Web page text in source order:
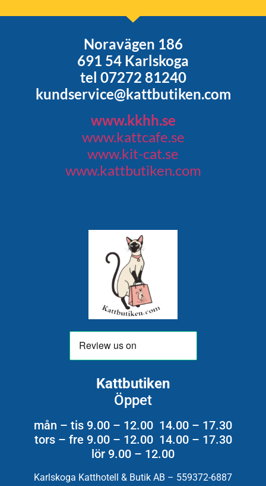
Noravägen 186
691 54 Karlskoga
tel 07272 81240
kundservice@kattbutiken.com
www.kkhh.se
www.kattcafe.se
www.kit-cat.se
www.kattbutiken.com
Kattbutiken
Öppet
mån – tis 9.00 – 12.00 14.00 – 17.30
tors – fre 9.00 – 12.00 14.00 – 17.30
lör 9.00 – 12.00
Karlskoga Katthotell & Butik AB – 559372-6887